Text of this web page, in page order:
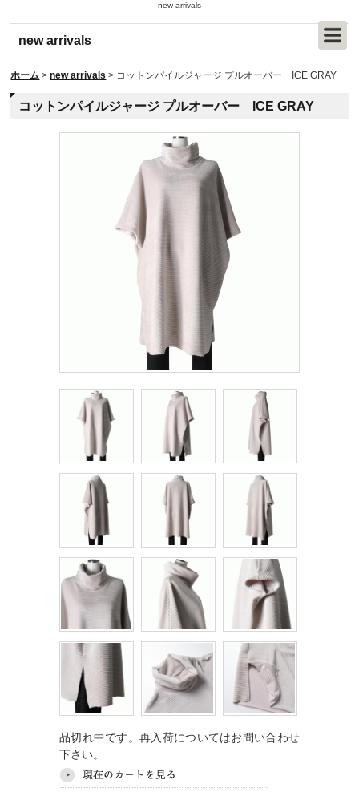
new arrivals
new arrivals
ホーム > new arrivals > コットンパイルジャージ プルオーバー ICE GRAY
コットンパイルジャージ プルオーバー ICE GRAY
品切れ中です。再入荷についてはお問い合わせ
下さい。